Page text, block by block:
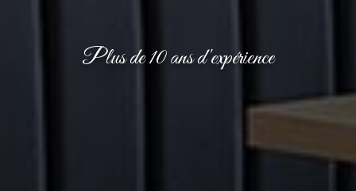
Plus de 10 ans d'expérience